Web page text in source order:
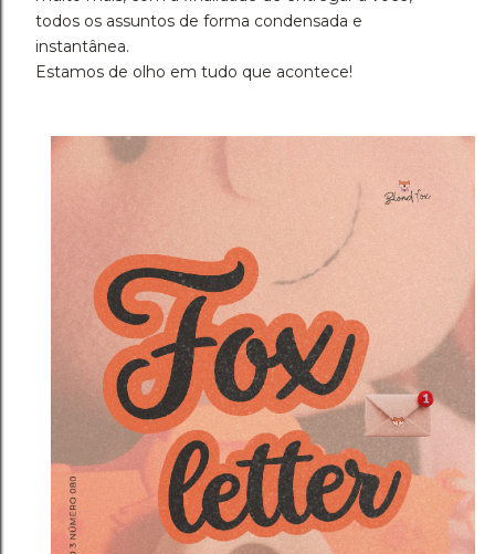
todos os assuntos de forma condensada e
instantânea.
Estamos de olho em tudo que acontece!